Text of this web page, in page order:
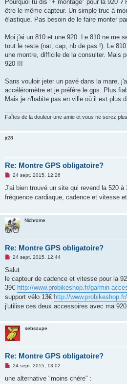
l
u
Pourquoi tu dis "+ montage" pour la 920 ?
être le même capteur. Un simple truc à
élastique. Pas besoin de le faire monter
Moi j'ai un 810 et une 920. Le 810 ne me
tout le reste (nat, cap, nb de pas !). Le
une montre, difficile de la consulter. Mais
920 !!!
Sans vouloir jeter un pavé dans la mare,
accéléromètre et je préfère le gps. Plus
Mais je n'habite pas en ville où il est plus
Faîtes de la douleur une amie et vous ne serez
jr28
Re: Montre GPS obligatoire?
M
s
a
n
o
n
l
u
24 sept. 2015, 12:26
J'ai bien trouvé un site qui revend la 520
fréquence cardiaque, cadence et vitesse
Nichrome
Re: Montre GPS obligatoire?
M
s
a
g
n
o
n
u
24 sept. 2015, 12:44
Salut
le capteur de cadence et vitesse pour la
39€ http://www.probikeshop.fr/garmin-
support vélo 13€ http://
j'utilise ces deux accessoires avec ma
sebsoupe
Re: Montre GPS obligatoire?
M
s
24 sept. 2015, 13:02
une alternative "moins chère" :